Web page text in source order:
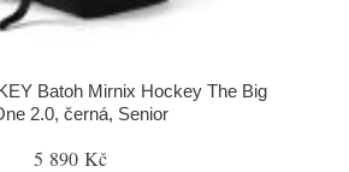
Batoh Mirnix Hockey The Big
2.0, černá, Senior
5 890 Kč